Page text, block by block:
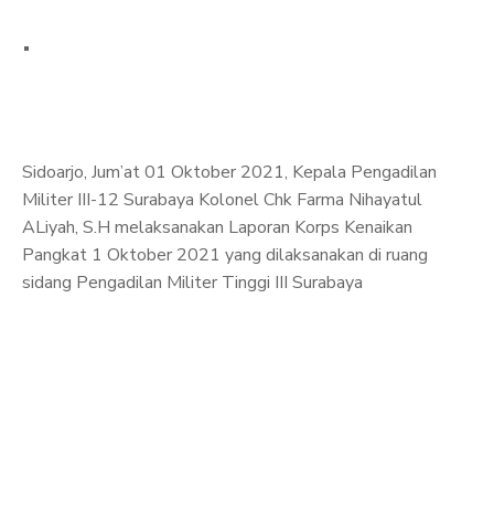
HUBUNGI
Sidoarjo, Jum’at 01 Oktober 2021, Kepala Pengadilan
Militer III-12 Surabaya Kolonel Chk Farma Nihayatul
ALiyah, S.H melaksanakan Laporan Korps Kenaikan
Pangkat 1 Oktober 2021 yang dilaksanakan di ruang
sidang Pengadilan Militer Tinggi III Surabaya